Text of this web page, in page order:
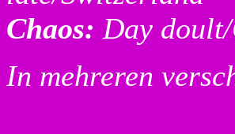
Chaos: Day
In mehreren